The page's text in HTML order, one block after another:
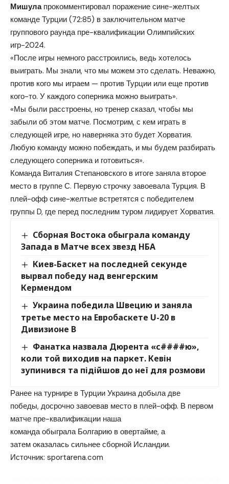
Мишулапрокомментировал поражение сине-желтых
команде Турции (72:85) в заключительном матче
группового раунда пре-квалификации Олимпийских
игр-2024.
«После игры немного расстроились, ведь хотелось
выиграть. Мы знали, что мы можем это сделать. Неважно,
против кого мы играем — против Турции или еще против
кого-то. У каждого соперника можно выиграть».
«Мы были расстроены, но тренер сказал, чтобы мы
забыли об этом матче. Посмотрим, с кем играть в
следующей игре, но наверняка это будет Хорватия.
Любую команду можно побеждать, и мы будем разбирать
следующего соперника и готовиться».
Команда Виталия Степановского в итоге заняла второе
место в группе С. Первую строчку завоевала Турция. В
плей-офф сине-желтые встретятся с победителем
группы D, где перед последним туром лидирует Хорватия.
Сборная Востока обыграла команду
Запада в Матче всех звезд НБА
Киев-Баскет на последней секунде
вырвал победу над венгерским
Кермендом
Украина победила Швецию и заняла
третье место на Евробаскете U-20 в
Дивизионе B
Фанатка назвала Дюрента «с####ю»,
коли той виходив на паркет. Кевін
зупинився та підійшов до неї для розмови
Ранее на турнире в Турции Украина добыла две
победы, досрочно завоевав место в плей-офф. В первом
матче пре-квалификации наша
команда обыграла Болгарию в овертайме, а
затем оказалась сильнее сборной Исландии.
Источник: sportarena.com